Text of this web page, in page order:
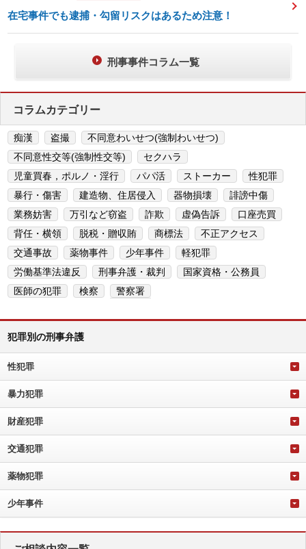
在宅事件でも逮捕・勾留リスクはあるため注意！
刑事事件コラム一覧
コラムカテゴリー
痴漢 盗撮
不同意わいせつ(強制わいせつ)
不同意性交等(強制性交等)
セクハラ
児童買春，ポルノ・淫行
パパ活 ストーカー
性犯罪
暴行・傷害
建造物、住居侵入 器物損壊
誹謗中傷
業務妨害
万引など窃盗 詐欺 虚偽告訴
口座売買
背任・横領
脱税・贈収賄 商標法
不正アクセス
交通事故
薬物事件 少年事件
軽犯罪
労働基準法違反
刑事弁護・裁判
国家資格・公務員
医師の犯罪
検察 警察署
犯罪別の刑事弁護
性犯罪
暴力犯罪
財産犯罪
交通犯罪
薬物犯罪
少年事件